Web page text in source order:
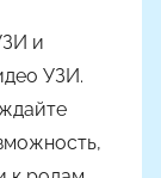
и
УЗИ.